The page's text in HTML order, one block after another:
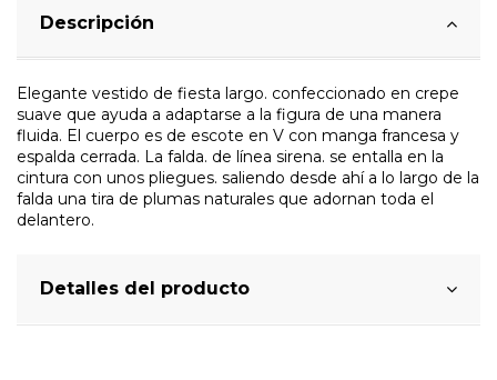
Descripción
Elegante vestido de fiesta largo. confeccionado en crepe
suave que ayuda a adaptarse a la figura de una manera
fluida. El cuerpo es de escote en V con manga francesa y
espalda cerrada. La falda. de línea sirena. se entalla en la
cintura con unos pliegues. saliendo desde ahí a lo largo de la
falda una tira de plumas naturales que adornan toda el
delantero.
Detalles del producto